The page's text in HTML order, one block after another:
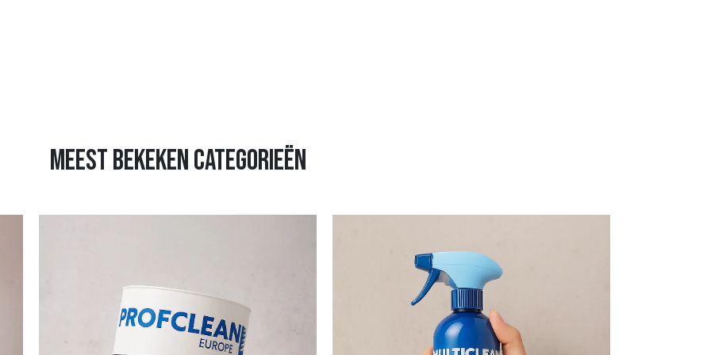
meest bekeken categorieën